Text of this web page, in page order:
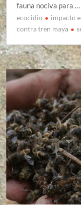
fauna nociva para …
ecocidio impacto
contra tren maya